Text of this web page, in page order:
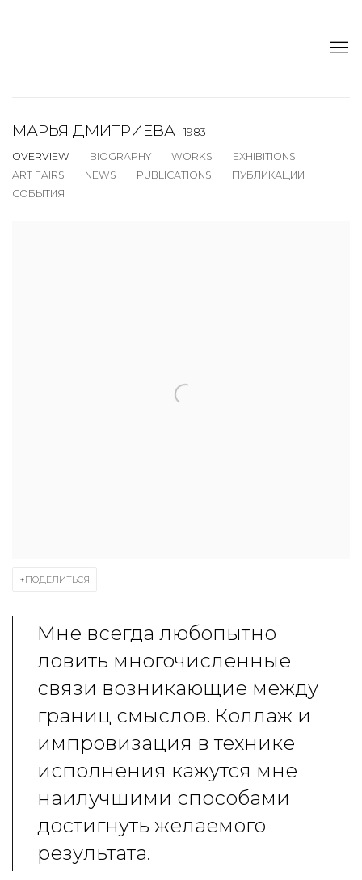
МАРЬЯ ДМИТРИЕВА
1983
OVERVIEW
BIOGRAPHY WORKS
EXHIBITIONS
ART FAIRS
NEWS PUBLICATIONS
ПУБЛИКАЦИИ
СОБЫТИЯ
ПОДЕЛИТЬСЯ
Мне всегда любопытно
ловить многочисленные
связи возникающие между
границ смыслов. Коллаж и
импровизация в технике
исполнения кажутся мне
наилучшими способами
достигнуть желаемого
результата.